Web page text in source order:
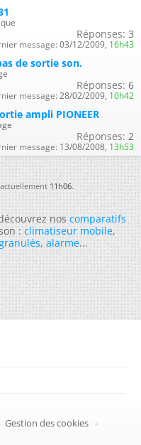
Réponses: 3
message: 03/12/2009, 16h43
de sortie son.
Réponses: 6
message: 28/02/2009, 10h42
ampli PIONEER
Réponses: 2
message: 13/08/2008, 13h53
actuellement11h06.
noscomparatifs
:climatiseur mobile,
,alarme...
Gestion des cookies -